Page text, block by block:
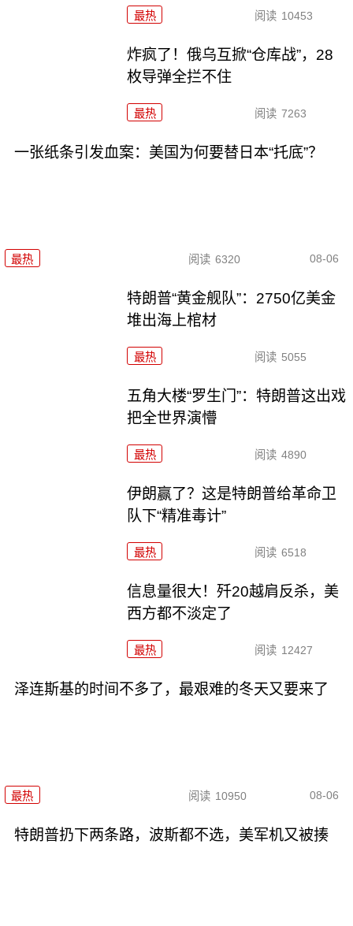
最热 阅读 10453
炸疯了！俄乌互掀“仓库战”，28
枚导弹全拦不住
最热 阅读 7263
一张纸条引发血案：美国为何要替日本“托底”？
最热 阅读 6320 08-06
特朗普“黄金舰队”：2750亿美金
堆出海上棺材
最热 阅读 5055
五角大楼“罗生门”：特朗普这出戏
把全世界演懵
最热 阅读 4890
伊朗赢了？这是特朗普给革命卫
队下“精准毒计”
最热 阅读 6518
信息量很大！歼20越肩反杀，美
西方都不淡定了
最热 阅读 12427
泽连斯基的时间不多了，最艰难的冬天又要来了
最热 阅读 10950 08-06
特朗普扔下两条路，波斯都不选，美军机又被揍